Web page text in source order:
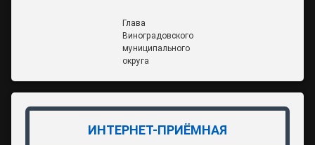
Глава
Виноградовского
муниципального
округа
ИНТЕРНЕТ-ПРИЁМНАЯ